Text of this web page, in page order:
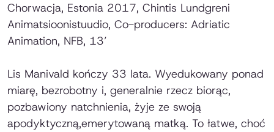
Chorwacja, Estonia 2017, Chintis Lundgreni
Animatsioonistuudio, Co-producers: Adriatic
Animation, NFB, 13’
Lis Manivald kończy 33 lata. Wyedukowany ponad
miarę, bezrobotny i, generalnie rzecz biorąc,
pozbawiony natchnienia, żyje ze swoją
apodyktyczną,emerytowaną matką. To łatwe, choć